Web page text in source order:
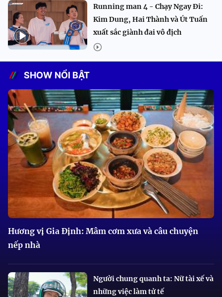
Running man 4 - Chạy Ngay Đi:
Kim Dung, Hai Thành và Út Tuấn
xuất sắc giành đai vô địch
SHOW NỔI BẬT
Hương vị Gia Định: Mâm cơm xưa và câu chuyện
nếp nhà
Người chung quanh ta: Nữ tài xế và
những việc làm tử tế